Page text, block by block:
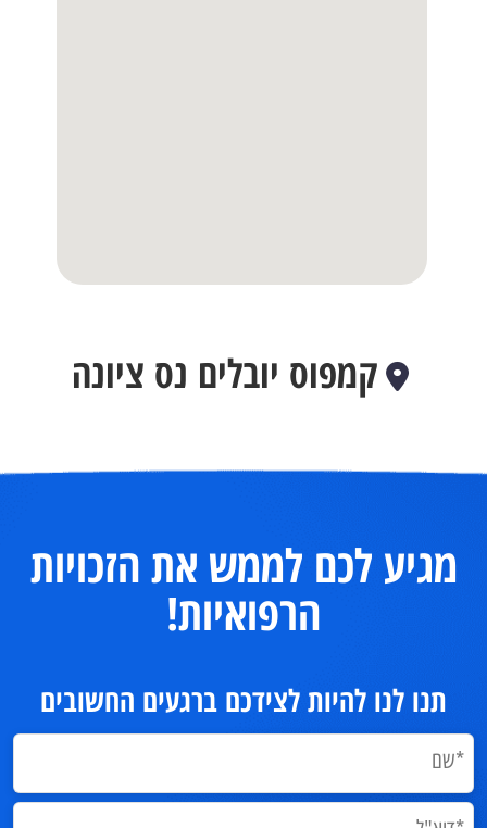
קמפוס יובלים נס ציונה
מגיע לכם לממש את הזכויות
הרפואיות!
תנו לנו להיות לצידכם ברגעים החשובים